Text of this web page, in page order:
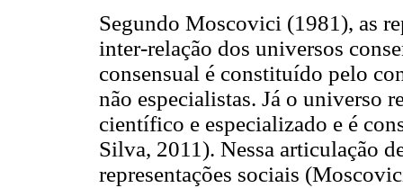
Segundo Moscovici (1981), as
inter-relação dos universos
consensual é constituído pelo
não especialistas. Já o universo
científico e especializado e é
Silva, 2011). Nessa articulação
representações sociais